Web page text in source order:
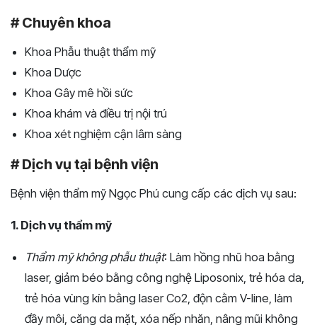
# Chuyên khoa
Khoa Phẫu thuật thẩm mỹ
Khoa Dược
Khoa Gây mê hồi sức
Khoa khám và điều trị nội trú
Khoa xét nghiệm cận lâm sàng
# Dịch vụ tại bệnh viện
Bệnh viện thẩm mỹ Ngọc Phú cung cấp các dịch vụ sau:
1. Dịch vụ thẩm mỹ
Thẩm mỹ không phẫu thuật: Làm hồng nhũ hoa bằng
laser, giảm béo bằng công nghệ Liposonix, trẻ hóa da,
trẻ hóa vùng kín bằng laser Co2, độn cằm V-line, làm
đầy môi, căng da mặt, xóa nếp nhăn, nâng mũi không